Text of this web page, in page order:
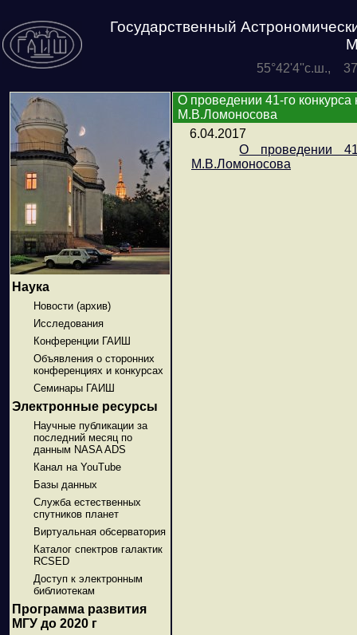
Государственный
55°42'4''с.ш.,
Наука
Новости (архив)
Исследования
Конференции ГАИШ
Объявления о сторонних
конференциях и конкурсах
Семинары ГАИШ
Электронные ресурсы
Научные публикации за
последний месяц по
данным NASA ADS
Канал на YouTube
Базы данных
Служба естественных
спутников планет
Виртуальная обсерватория
Каталог спектров галактик
RCSED
Доступ к электронным
библиотекам
Программа развития
МГУ до 2020 г
О проведении 41-го
М.В.Ломоносова
6.04.2017
О проведении
М.В.Ломоносова